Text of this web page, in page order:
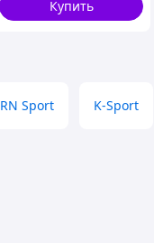
Купить
RN Sport K-Sport